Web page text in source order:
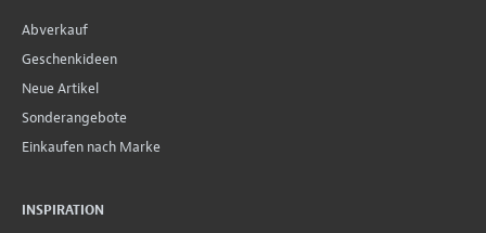
Abverkauf
Geschenkideen
Neue Artikel
Sonderangebote
Einkaufen nach Marke
INSPIRATION